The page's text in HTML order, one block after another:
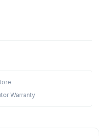
Warranty